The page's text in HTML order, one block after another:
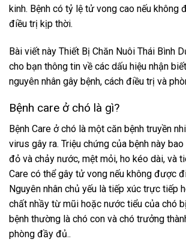
kinh. Bệnh có tỷ lệ tử vong cao nếu không
điều trị kịp thời.
Bài viết này Thiết Bị Chăn Nuôi Thái Bình
cho bạn thông tin về các dấu hiệu nhận
nguyên nhân gây bệnh, cách điều trị và
Bệnh care ở chó là gì?
Bệnh Care ở chó là một căn bệnh truyền
virus gây ra. Triệu chứng của bệnh này
đỏ và chảy nước, mệt mỏi, ho kéo dài, và
Care có thể gây tử vong nếu không được
Nguyên nhân chủ yếu là tiếp xúc trực tiếp
chất nhầy từ mũi hoặc nước tiểu của chó
bệnh thường là chó con và chó trưởng
phòng đầy đủ..